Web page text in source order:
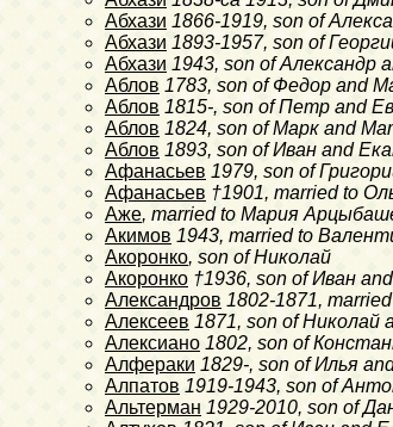
Абхази 1866-1919, son of
Абхази 1893-1957, son of
Абхази 1943, son of Александр
Аблов 1783, son of Федор and
Аблов 1815-, son of Петр and
Аблов 1824, son of Марк and
Аблов 1893, son of Иван and
Афанасьев 1979, son of
Афанасьев †1901, married to
Аже, married to Мария
Акимов 1943, married to
Акоронко, son of Николай
Акоронко †1936, son of Иван
Александров 1802-1871,
Алексеев 1871, son of Николай
Алексиано 1802, son of
Алфераки 1829-, son of Илья
Алпатов 1919-1943, son of
Альтерман 1929-2010, son of